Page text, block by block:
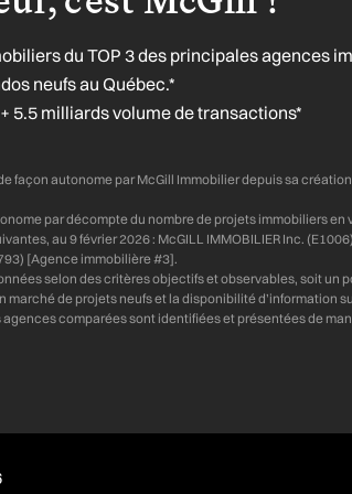
du TOP 3 des principales agences
neufs au Québec.*
5.5 milliards volume de transactions*
façon autonome par McGill Immobilier depuis sa
par décompte du nombre de projets immobiliers en
au 9 février 2026 : McGILL IMMOBILIER Inc.
[Agence immobilière #3].
selon des critères objectifs et observables, soit un
de projets neufs et la disponibilité d’information
comparées sont identifiées et présentées de